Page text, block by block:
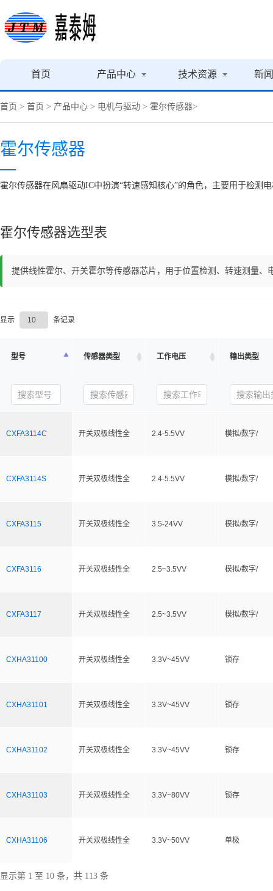
首页 产品中心 技术资源 新
首页 > 首页 > 产品中心 > 电机与驱动 > 霍尔传感器>
霍尔传感器
霍尔传感器‌在风扇驱动IC中扮演“转速感知核心”的角色，主要用于检测
霍尔传感器选型表
提供线性霍尔、开关霍尔等传感器芯片，用于位置检测、转速测量、
显示 条记录
型号 传感器类型 工作电压 输出类型
CXFA3114C 开关双极线性全 2.4-5.5VV 模拟/数字/
CXFA3114S 开关双极线性全 2.4-5.5VV 模拟/数字/
CXFA3115 开关双极线性全 3.5-24VV 模拟/数字/
CXFA3116 开关双极线性全 2.5~3.5VV 模拟/数字/
CXFA3117 开关双极线性全 2.5~3.5VV 模拟/数字/
CXHA31100 开关双极线性全 3.3V~45VV 锁存
CXHA31101 开关双极线性全 3.3V~45VV 锁存
CXHA31102 开关双极线性全 3.3V~45VV 锁存
CXHA31103 开关双极线性全 3.3V~80VV 锁存
CXHA31106 开关双极线性全 3.3V~50VV 单极
显示第 1 至 10 条，共 113 条